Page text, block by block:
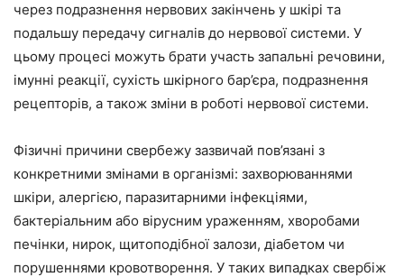
через подразнення нервових закінчень у шкірі та
подальшу передачу сигналів до нервової системи. У
цьому процесі можуть брати участь запальні речовини,
імунні реакції, сухість шкірного бар’єра, подразнення
рецепторів, а також зміни в роботі нервової системи.
Фізичні причини свербежу зазвичай пов’язані з
конкретними змінами в організмі: захворюваннями
шкіри, алергією, паразитарними інфекціями,
бактеріальним або вірусним ураженням, хворобами
печінки, нирок, щитоподібної залози, діабетом чи
порушеннями кровотворення. У таких випадках свербіж